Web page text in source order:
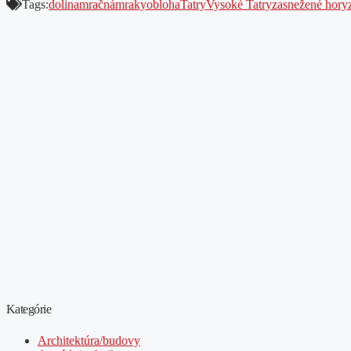
Tags:dolinamračnámrakyoblohaTatryVysoké Tatryzasnežené hory
Kategórie
Architektúra/budovy